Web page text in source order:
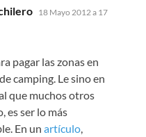
dice:
18 Mayo 2012 a 17
pagar las zonas en
camping. Le sino en
que muchos otros
es ser lo más
En un artículo,